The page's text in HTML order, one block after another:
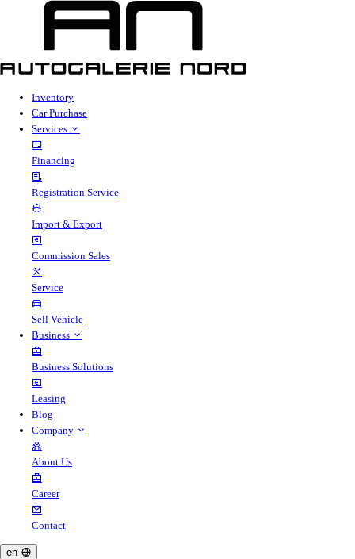
Inventory
Car Purchase
Services
Financing
Registration Service
Import & Export
Commission Sales
Service
Sell Vehicle
Business
Business Solutions
Leasing
Blog
Company
About Us
Career
Contact
en